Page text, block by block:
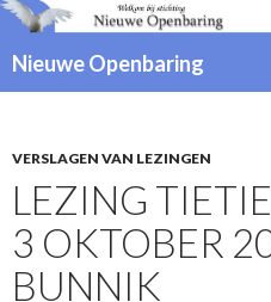
Nieuwe Openbaring
SPRINGEN
VERSLAGEN VAN LEZINGEN
LEZING
3 OKTOBER
BUNNIK